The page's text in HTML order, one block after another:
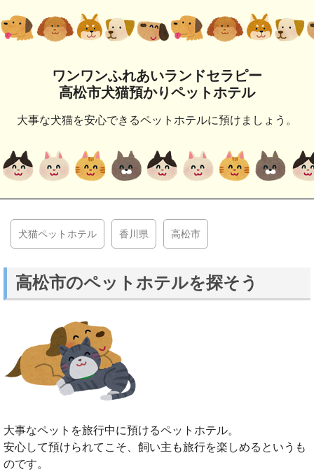
ワンワンふれあいランドセラピー
高松市犬猫預かりペットホテル
大事な犬猫を安心できるペットホテルに預けましょう。
犬猫ペットホテル 香川県 高松市
高松市のペットホテルを探そう
大事なペットを旅行中に預けるペットホテル。
安心して預けられてこそ、飼い主も旅行を楽しめるというも
のです。